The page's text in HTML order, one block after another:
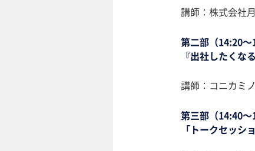
講師：株式会
第二部（14:20～
『出社したくな
講師：コニカ
第三部（14:40～
「トークセッシ